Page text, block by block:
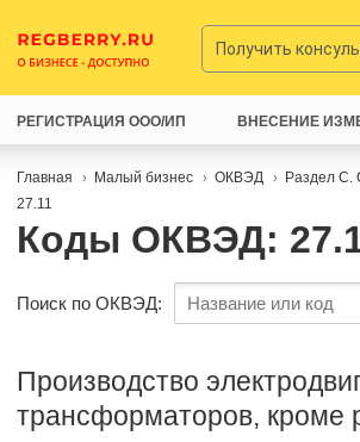
Получить
Главная Малый бизнес ОКВЭД Раздел C.
27.11
Коды ОКВЭД:
Поиск по ОКВЭД:
Производство
трансформаторов, кроме
РЕГИСТРАЦИЯ ООО/ИП ВНЕСЕНИЕ